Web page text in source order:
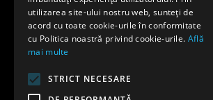
office@anvelopeavantajoase.ro
0739 849 970
CUI: RO 24704208
utilizarea site-ului nostru web, sunteți de
acord cu toate cookie-urile în conformitate
cu Politica noastră privind cookie-urile. Află
mai multe
STRICT NECESARE